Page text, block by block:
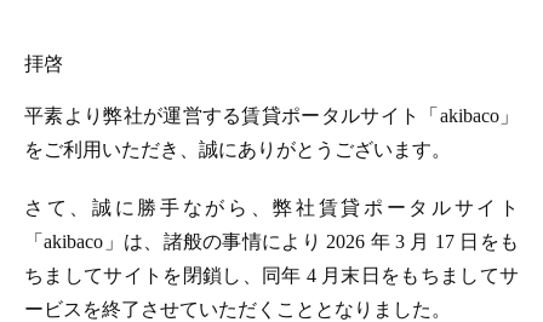
拝啓
平素より弊社が運営する賃貸ポータルサイト「akibaco」
をご利用いただき、誠にありがとうございます。
さて、誠に勝手ながら、弊社賃貸ポータルサイト
「akibaco」は、諸般の事情により 2026 年 3 月 17 日をも
ちましてサイトを閉鎖し、同年 4 月末日をもちましてサ
ービスを終了させていただくこととなりました。